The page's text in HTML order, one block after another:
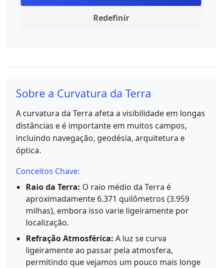
Redefinir
Sobre a Curvatura da Terra
A curvatura da Terra afeta a visibilidade em longas
distâncias e é importante em muitos campos,
incluindo navegação, geodésia, arquitetura e
óptica.
Conceitos Chave:
Raio da Terra: O raio médio da Terra é
aproximadamente 6.371 quilômetros (3.959
milhas), embora isso varie ligeiramente por
localização.
Refração Atmosférica: A luz se curva
ligeiramente ao passar pela atmosfera,
permitindo que vejamos um pouco mais longe